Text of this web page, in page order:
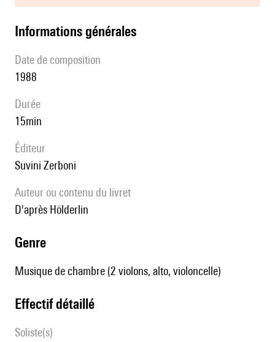
informations générales
date de composition
1988
durée
15min
éditeur
Suvini Zerboni
Auteur ou contenu du livret
d'après Hölderlin
genre
Musique de chambre (2 violons, alto, violoncelle)
effectif détaillé
Soliste(s)